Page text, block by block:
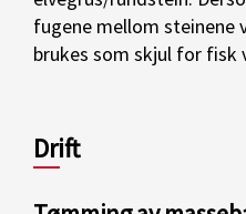
fugene mellom steinene
brukes som skjul for fisk
Drift